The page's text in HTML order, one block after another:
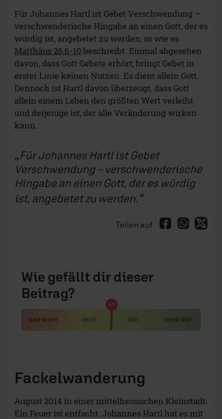
Für Johannes Hartl ist Gebet Verschwendung –
verschwenderische Hingabe an einen Gott, der es
würdig ist, angebetet zu werden, so wie es
Matthäus 26,6-10 beschreibt. Einmal abgesehen
davon, dass Gott Gebete erhört, bringt Gebet in
erster Linie keinen Nutzen. Es dient allein Gott.
Dennoch ist Hartl davon überzeugt, dass Gott
allein einem Leben den größten Wert verleiht
und derjenige ist, der alle Veränderung wirken
kann.
Für Johannes Hartl ist Gebet
Verschwendung – verschwenderische
Hingabe an einen Gott, der es würdig
ist, angebetet zu werden.
Teilen auf
Wie gefällt dir dieser
Beitrag?
GAR NICHT OKAY GUT SEHR GUT
50
Fackelwanderung
August 2014 in einer mittelhessischen Kleinstadt:
Ein Feuer ist entfacht. Johannes Hartl hat es mit